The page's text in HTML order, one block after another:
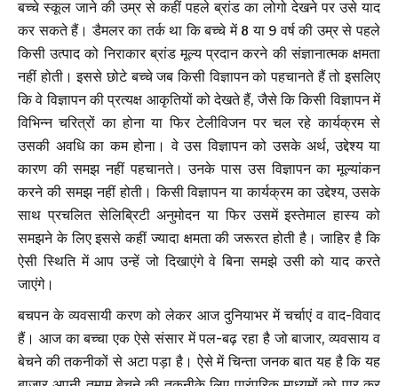
बच्चे स्कूल जाने की उम्र से कहीं पहले ब्रांड का लोगो देखने पर उसे याद
कर सकते हैं। डैमलर का तर्क था कि बच्चे में 8 या 9 वर्ष की उम्र से पहले
किसी उत्पाद को निराकार ब्रांड मूल्य प्रदान करने की संज्ञानात्मक क्षमता
नहीं होती। इससे छोटे बच्चे जब किसी विज्ञापन को पहचानते हैं तो इसलिए
कि वे विज्ञापन की प्रत्यक्ष आकृतियों को देखते हैं, जैसे कि किसी विज्ञापन में
विभिन्न चरित्रों का होना या फिर टेलीविजन पर चल रहे कार्यक्रम से
उसकी अवधि का कम होना। वे उस विज्ञापन को उसके अर्थ, उद्देश्य या
कारण की समझ नहीं पहचानते। उनके पास उस विज्ञापन का मूल्यांकन
करने की समझ नहीं होती। किसी विज्ञापन या कार्यक्रम का उद्देश्य, उसके
साथ प्रचलित सेलिब्रिटी अनुमोदन या फिर उसमें इस्तेमाल हास्य को
समझने के लिए इससे कहीं ज्यादा क्षमता की जरूरत होती है। जाहिर है कि
ऐसी स्थिति में आप उन्हें जो दिखाएंगे वे बिना समझे उसी को याद करते
जाएंगे।
बचपन के व्यवसायी करण को लेकर आज दुनियाभर में चर्चाएं व वाद-विवाद
हैं। आज का बच्चा एक ऐसे संसार में पल-बढ़ रहा है जो बाजार, व्यवसाय व
बेचने की तकनीकों से अटा पड़ा है। ऐसे में चिन्ता जनक बात यह है कि यह